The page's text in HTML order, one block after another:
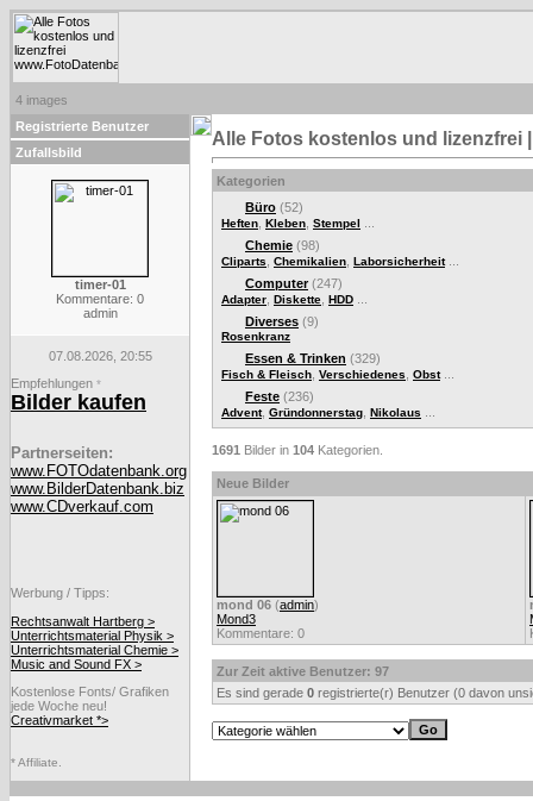
4 images
Registrierte Benutzer
Zufallsbild
timer-01
Kommentare: 0
admin
07.08.2026, 20:55
Empfehlungen *
Bilder kaufen
Partnerseiten:
www.FOTOdatenbank.org
www.BilderDatenbank.biz
www.CDverkauf.com
Werbung / Tipps:
Rechtsanwalt Hartberg >
Unterrichtsmaterial Physik >
Unterrichtsmaterial Chemie >
Music and Sound FX >
Kostenlose Fonts/ Grafiken
jede Woche neu!
Creativmarket *>
* Affiliate.
Alle Fotos kostenlos und lizenzfrei
Kategorien
Büro (52)
Heften Kleben Stempel
Chemie (98)
Cliparts Chemikalien Laborsicherheit...
Computer(247)
Adapter Diskette HDD
Diverses (9)
Rosenkranz
Essen & Trinken (329)
Fisch & Fleisch Verschiedenes Obst...
Feste (236)
Advent, Gründonnerstag Nikolaus
1691 Bilder in 104 Kategorien.
Neue Bilder
mond 06 (admin)
Mond3
Kommentare: 0
Zur Zeit aktive Benutzer: 97
Es sind gerade 0 registrierte(r) Benutzer (0 davon